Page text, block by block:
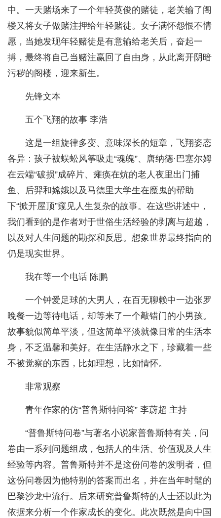
中。一天赌场来了一个年轻英俊的赌徒，老关输了阁
楼又将女子做赌注押给年轻赌徒。女子满怀怨恨不情
愿，当她发现年轻赌徒是有意输给老关后，奋起一
搏，最终将自己当赌注赢回了自由身，从此离开阴暗
污秽的阁楼，迎来新生。
先锋文本
五个飞翔的故事 李浩
这是一组旋律多变、意味深长的短章，飞翔姿态
各异：孩子被蜈蚣风筝吸走“魂魄”、唐纳德·巴塞尔姆
在云端“破损”成碎片、瘫痪在炕的老人夜里出门捕
鱼、后羿和嫦娥以及马德里大学生在魔鬼的帮助
下“掀开屋顶”窥见人生复杂的故事。在这些讲述中，
我们看到的是作者对于世俗生活经验的剥离与超越，
以及对人生问题的勘探和反思。想象世界最终指向的
仍是现实世界。
我在等一个电话 陈鹏
一个钟爱足球的大男人，在百无聊赖中一边张罗
晚餐一边等待电话，却等来了一个敲错门的小男孩。
故事貌似简单平淡，但这简单平淡就像日常的生活本
身，不乏温馨和美好。在生活静水之下，珍藏着一些
不被觉察的东西，比如理想，比如情怀。
非常观察
青年作家的仿“普鲁斯特问答” 李蔚超 主持
“普鲁斯特问卷”与著名小说家普鲁斯特有关，问
卷由一系列问题组成，包括人的生活、价值观及人生
经验等内容。普鲁斯特并不是这份问卷的发明者，但
这份问卷因为他特别的答案而出名，并在当年时髦的
巴黎沙龙中流行。后来研究普鲁斯特的人士还以此为
依据来分析一个作家成长的变化。此次既然是向中国